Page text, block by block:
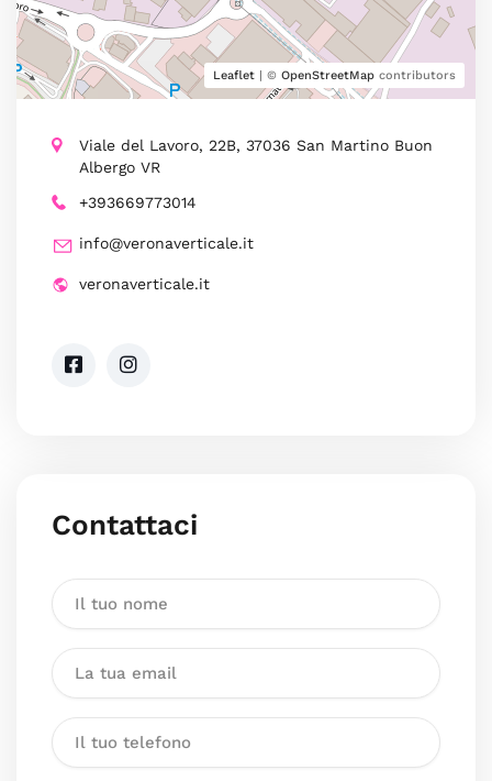
Leaflet | © OpenStreetMap contributors
Viale del Lavoro, 22B, 37036 San Martino Buon
Albergo VR
+393669773014
info@veronaverticale.it
veronaverticale.it
Contattaci